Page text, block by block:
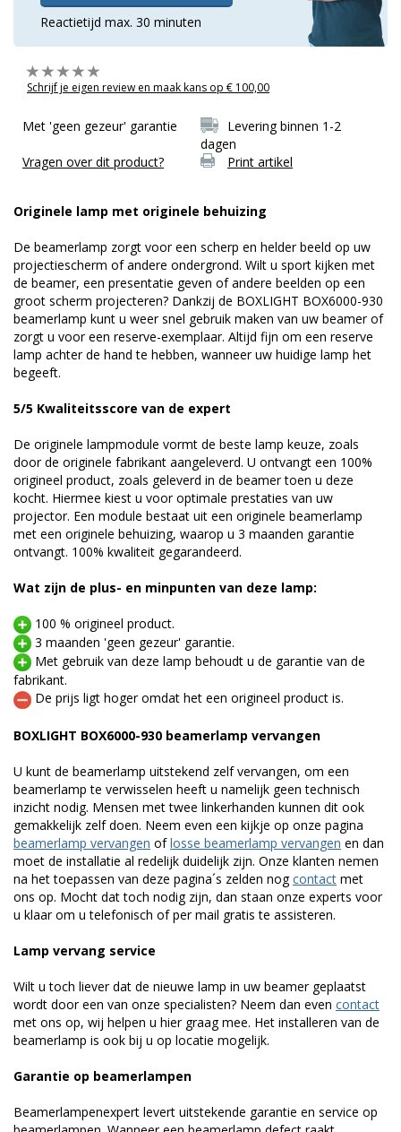
Reactietijd max. 30 minuten
Schrijf je eigen review en maak kans op € 100,00
Met 'geen gezeur' garantie
Levering binnen 1-2
dagen
Vragen over dit product?
Print artikel
Originele lamp met originele behuizing
De beamerlamp zorgt voor een scherp en helder beeld op uw
projectiescherm of andere ondergrond. Wilt u sport kijken met
de beamer, een presentatie geven of andere beelden op een
groot scherm projecteren? Dankzij de BOXLIGHT BOX6000-930
beamerlamp kunt u weer snel gebruik maken van uw beamer of
zorgt u voor een reserve-exemplaar. Altijd fijn om een reserve
lamp achter de hand te hebben, wanneer uw huidige lamp het
begeeft.
5/5 Kwaliteitsscore van de expert
De originele lampmodule vormt de beste lamp keuze, zoals
door de originele fabrikant aangeleverd. U ontvangt een 100%
origineel product, zoals geleverd in de beamer toen u deze
kocht. Hiermee kiest u voor optimale prestaties van uw
projector. Een module bestaat uit een originele beamerlamp
met een originele behuizing, waarop u 3 maanden garantie
ontvangt. 100% kwaliteit gegarandeerd.
Wat zijn de plus- en minpunten van deze lamp:
100 % origineel product.
3 maanden 'geen gezeur' garantie.
Met gebruik van deze lamp behoudt u de garantie van de
fabrikant.
De prijs ligt hoger omdat het een origineel product is.
BOXLIGHT BOX6000-930 beamerlamp vervangen
U kunt de beamerlamp uitstekend zelf vervangen, om een
beamerlamp te verwisselen heeft u namelijk geen technisch
inzicht nodig. Mensen met twee linkerhanden kunnen dit ook
gemakkelijk zelf doen. Neem even een kijkje op onze pagina
beamerlamp vervangen oflosse beamerlamp vervangen en dan
moet de installatie al redelijk duidelijk zijn. Onze klanten nemen
na het toepassen van deze pagina´s zelden nogcontact met
ons op. Mocht dat toch nodig zijn, dan staan onze experts voor
u klaar om u telefonisch of per mail gratis te assisteren.
Lamp vervang service
Wilt u toch liever dat de nieuwe lamp in uw beamer geplaatst
wordt door een van onze specialisten? Neem dan even contact
met ons op, wij helpen u hier graag mee. Het installeren van de
beamerlamp is ook bij u op locatie mogelijk.
Garantie op beamerlampen
Beamerlampenexpert levert uitstekende garantie en service op